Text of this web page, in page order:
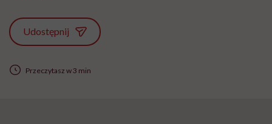
Udostępnij
Przeczytasz w 3 min